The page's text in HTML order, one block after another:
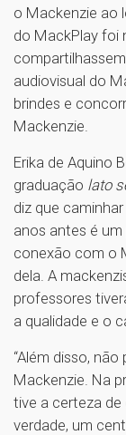
o Mackenzie ao
do MackPlay foi
audiovisual do
brindes e
Mackenzie.
Erika de Aquino
graduação lato
diz que
anos antes é
conexão com o
dela. A
professores
a qualidade e o
“Além disso,
Mackenzie. Na
tive a certeza de
verdade, um